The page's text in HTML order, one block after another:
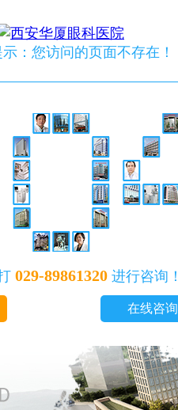
：您访问的页面不存在！
029-89861320进行咨询！
在线咨询